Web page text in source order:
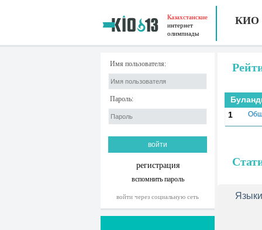
Казахстанские
интернет
олимпиады
КИО
Имя пользователя:
Пароль:
регистрация
вспомнить пароль
войти через социальную сеть
1